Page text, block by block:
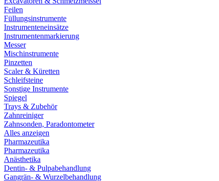
Feilen
Füllungsinstrumente
Instrumenteneinsätze
Instrumentenmarkierung
Messer
Mischinstrumente
Pinzetten
Scaler & Küretten
Schleifsteine
Sonstige Instrumente
Spiegel
Trays & Zubehör
Zahnreiniger
Zahnsonden, Paradontometer
Alles anzeigen
Pharmazeutika
Pharmazeutika
Anästhetika
Dentin- & Pulpabehandlung
Gangrän- & Wurzelbehandlung